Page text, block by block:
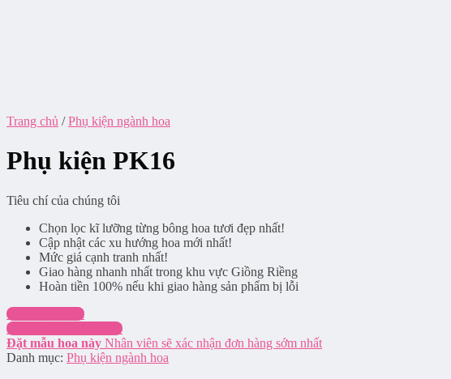
Trang chủ / Phụ kiện ngành hoa
Phụ kiện PK16
Tiêu chí của chúng tôi
Chọn lọc kĩ lưỡng từng bông hoa tươi đẹp nhất!
Cập nhật các xu hướng hoa mới nhất!
Mức giá cạnh tranh nhất!
Giao hàng nhanh nhất trong khu vực Giồng Riềng
Hoàn tiền 100% nếu khi giao hàng sản phẩm bị lỗi
Chat Facebook
Hotline: 0916.337.745
Đặt mẫu hoa này Nhân viên sẽ xác nhận đơn hàng sớm nhất
Danh mục: Phụ kiện ngành hoa